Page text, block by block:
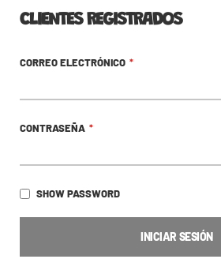
CLIENTES REGISTRADOS
CORREO ELECTRÓNICO
CONTRASEÑA
SHOW PASSWORD
INICIAR SESIÓN